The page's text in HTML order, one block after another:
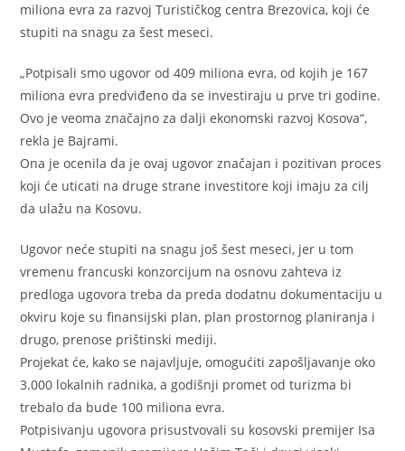
miliona evra za razvoj Turističkog centra Brezovica, koji će
stupiti na snagu za šest meseci.
„Potpisali smo ugovor od 409 miliona evra, od kojih je 167
miliona evra predviđeno da se investiraju u prve tri godine.
Ovo je veoma značajno za dalji ekonomski razvoj Kosova“,
rekla je Bajrami.
Ona je ocenila da je ovaj ugovor značajan i pozitivan proces
koji će uticati na druge strane investitore koji imaju za cilj
da ulažu na Kosovu.
Ugovor neće stupiti na snagu još šest meseci, jer u tom
vremenu francuski konzorcijum na osnovu zahteva iz
predloga ugovora treba da preda dodatnu dokumentaciju u
okviru koje su finansijski plan, plan prostornog planiranja i
drugo, prenose prištinski mediji.
Projekat će, kako se najavljuje, omogućiti zapošljavanje oko
3.000 lokalnih radnika, a godišnji promet od turizma bi
trebalo da bude 100 miliona evra.
Potpisivanju ugovora prisustvovali su kosovski premijer Isa